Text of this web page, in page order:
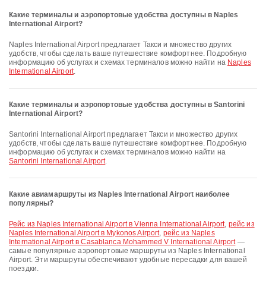
Какие терминалы и аэропортовые удобства доступны в Naples
International Airport?
Naples International Airport предлагает Такси и множество других
удобств, чтобы сделать ваше путешествие комфортнее. Подробную
информацию об услугах и схемах терминалов можно найти на Naples
International Airport.
Какие терминалы и аэропортовые удобства доступны в Santorini
International Airport?
Santorini International Airport предлагает Такси и множество других
удобств, чтобы сделать ваше путешествие комфортнее. Подробную
информацию об услугах и схемах терминалов можно найти на
Santorini International Airport.
Какие авиамаршруты из Naples International Airport наиболее
популярны?
рейс из Naples International Airport в Vienna International Airport, рейс из
Naples International Airport в Mykonos Airport, рейс из Naples
International Airport в Casablanca Mohammed V International Airport—
самые популярные аэропортовые маршруты из Naples International
Airport. Эти маршруты обеспечивают удобные пересадки для вашей
поездки.